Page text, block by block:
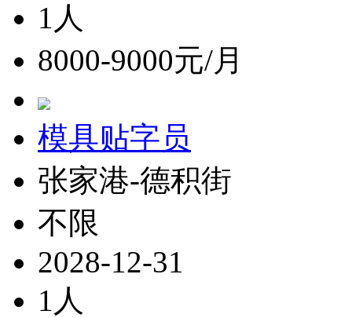
1人
8000-9000元/月
模具贴字员
张家港-德积街
不限
2028-12-31
1人